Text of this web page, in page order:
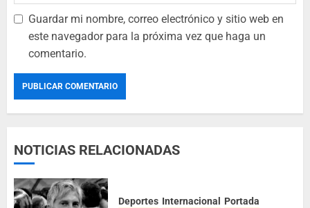
Guardar mi nombre, correo electrónico y sitio web en
este navegador para la próxima vez que haga un
comentario.
NOTICIAS RELACIONADAS
Deportes Internacional Portada